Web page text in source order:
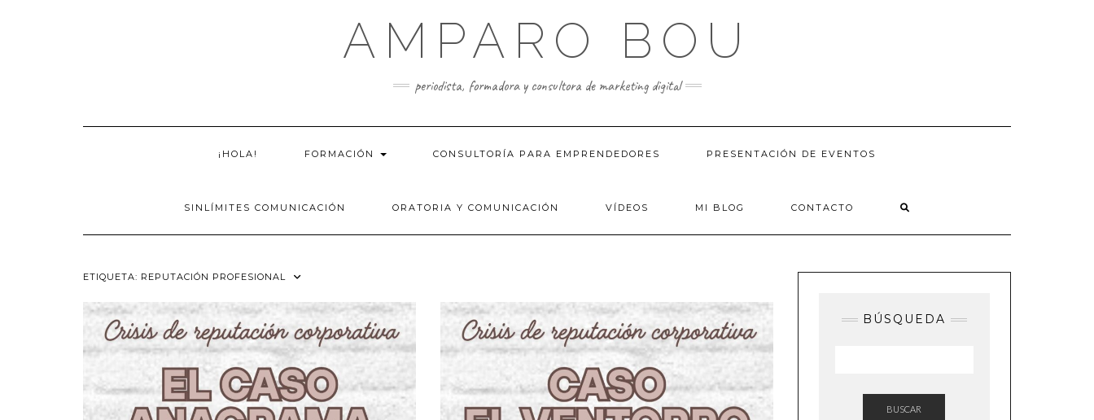
AMPARO BOU
periodista, formadora y consultora de marketing digital
¡HOLA! FORMACIÓN CONSULTORÍA PARA EMPRENDEDORES PRESENTACIÓN DE EVENTOS
SINLÍMITES COMUNICACIÓN ORATORIA Y COMUNICACIÓN VÍDEOS MI BLOG CONTACTO
ETIQUETA: REPUTACIÓN PROFESIONAL
BÚSQUEDA
BUSCAR